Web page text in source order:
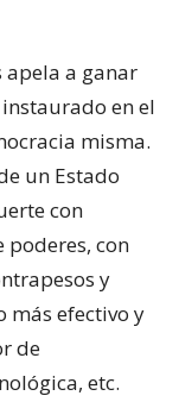
apela a ganar
en el
misma.
un Estado
con
poderes, con
y
más efectivo y
de
etc.